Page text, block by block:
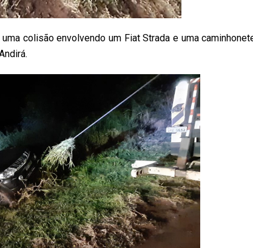
colisão envolvendo um Fiat Strada e uma